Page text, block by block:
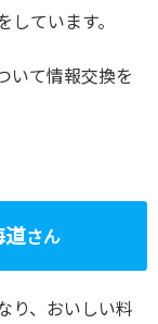
しています。
いて情報交換を
道さん
り、おいしい料